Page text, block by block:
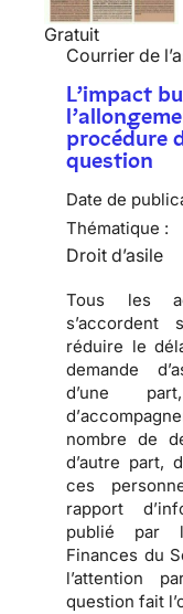
Gratuit
Courrier de
L’impact
procédure
question
Date de
Thématique :
Droit d’asile
Tous les
réduire le
demande
d’une
d’
nombre de
d’autre part,
ces
rapport
publié par
Finances du
l’attention
question fait